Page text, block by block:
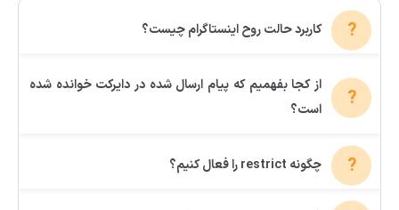
کاربرد حالت روح اینستاگرام چیست؟
از کجا بفهمیم که پیام ارسال شده در دایرکت خوانده شده
است؟
چگونه restrict را فعال کنیم؟